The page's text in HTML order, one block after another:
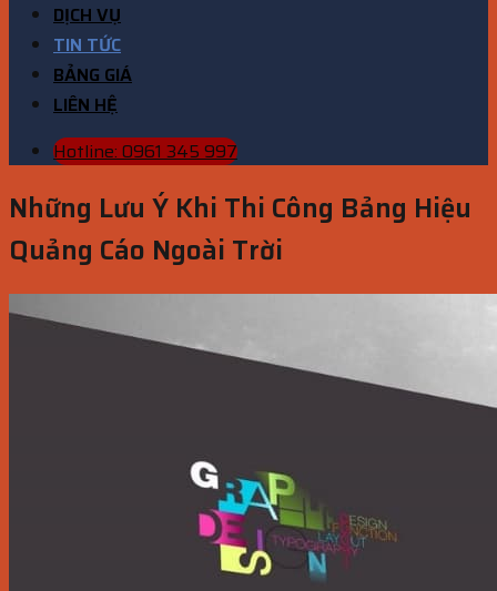
DỊCH VỤ
TIN TỨC
BẢNG GIÁ
LIÊN HỆ
Hotline: 0961 345 997
Những Lưu Ý Khi Thi Công Bảng Hiệu
Quảng Cáo Ngoài Trời